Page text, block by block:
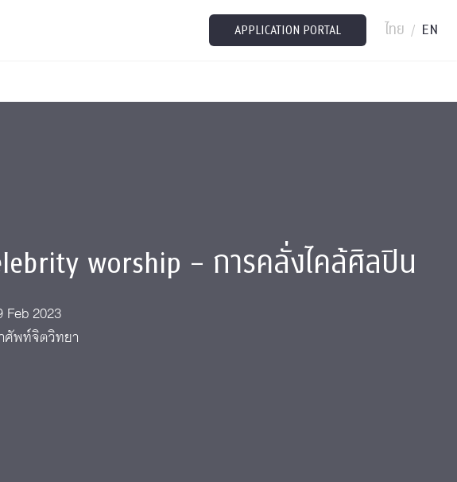
Reports
APPLICATION PORTAL ไทย / EN
worship – การคลั่งไคล้ศิลปิน
Feb 2023
ศัพท์จิตวิทยา